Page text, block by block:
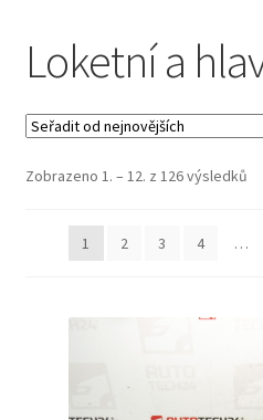
Celosvětová doprava
Doprava
Kontakt
Loketní a
Zobrazeno 1. – 12. z 126 výsledků
1
2 3 4 …